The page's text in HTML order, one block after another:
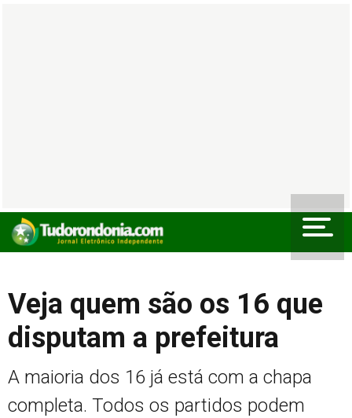
Veja quem são os 16 que
disputam a prefeitura
A maioria dos 16 já está com a chapa
completa. Todos os partidos podem